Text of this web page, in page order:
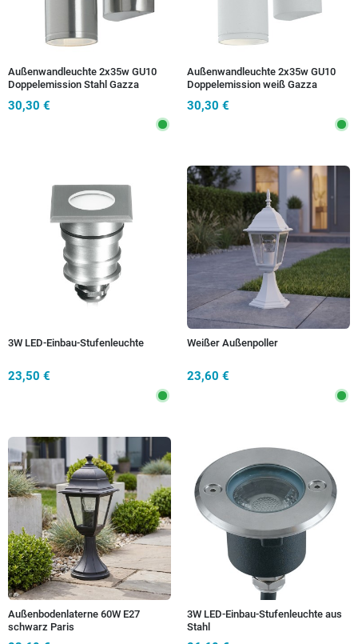
Außenwandleuchte 2x35w GU10
Doppelemission Stahl Gazza
30,30 €
Außenwandleuchte 2x35w GU10
Doppelemission weiß Gazza
30,30 €
3W LED-Einbau-Stufenleuchte
23,50 €
Weißer Außenpoller
23,60 €
Außenbodenlaterne 60W E27
schwarz Paris
3W LED-Einbau-Stufenleuchte aus
Stahl